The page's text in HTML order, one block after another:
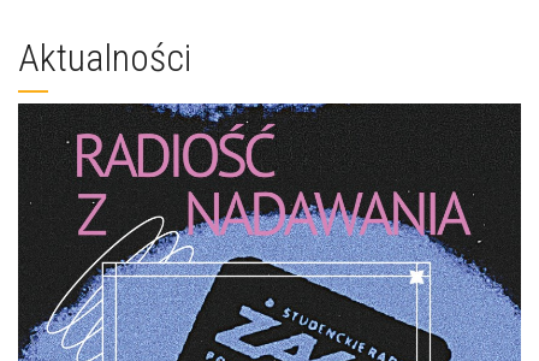
Aktualności